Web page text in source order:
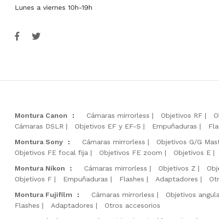
Lunes a viernes 10h-19h
Montura Canon : Cámaras mirrorless Objetivos RF
Cámaras DSLR
Objetivos EF y EF-S Empuñaduras
Montura Sony
: Cámaras mirrorless Objetivos G/G
Objetivos FE focal fija
Objetivos FE zoom Objetivos E
Montura Nikon
: Cámaras mirrorless Objetivos Z
Objetivos F
Empuñaduras Flashes Adaptadores
Montura Fujifilm
: Cámaras mirrorless Objetivos
Flashes
Adaptadores
Otros accesorios